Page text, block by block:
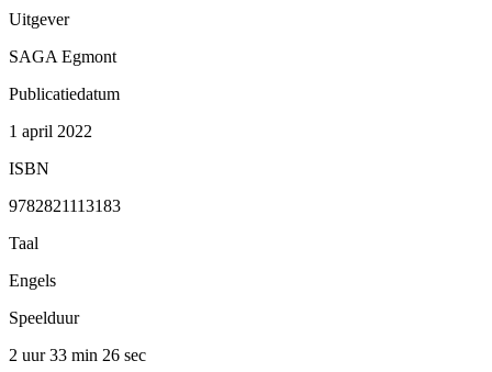
Uitgever
SAGA Egmont
Publicatiedatum
1 april 2022
ISBN
9782821113183
Taal
Engels
Speelduur
2 uur 33 min 26 sec